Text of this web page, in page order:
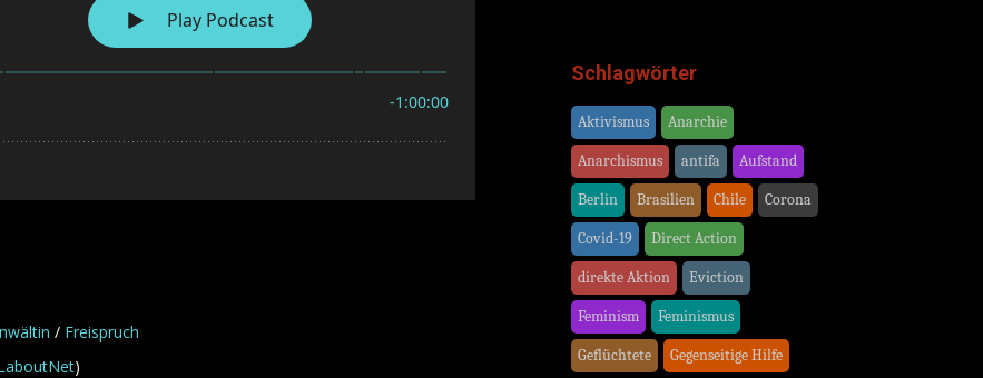
/ Freispruch
)
Schlagwörter
Aktivismus Anarchie
Anarchismus antifa Aufstand
Berlin Brasilien Chile Corona
Covid-19 Direct Action
direkte Aktion Eviction
Feminism Feminismus
Geflüchtete Gegenseitige Hilfe